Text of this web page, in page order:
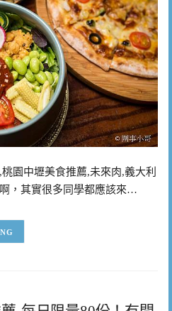
園中壢美食推薦,未來肉,義大利
，其實很多同學都應該來…